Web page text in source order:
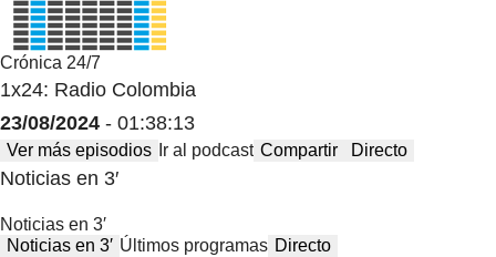
Crónica 24/7
1x24: Radio Colombia
23/08/2024 - 01:38:13
Ver más episodios Ir al podcast Compartir Directo
Noticias en 3′
Noticias en 3′
Noticias en 3′ Últimos programas Directo